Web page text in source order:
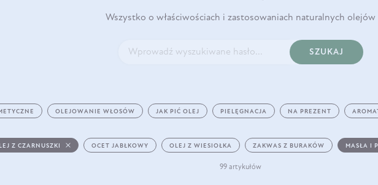
Wszystko o właściwościach i zastosowaniach naturalnych olejów
SZUKAJ
OLEJOWANIE WŁOSÓW JAK PIĆ OLEJ PIELĘGNACJA NA PREZENT
Z CZARNUSZKI OCET JABŁKOWY OLEJ Z WIESIOŁKA ZAKWAS Z BURAKÓW MASŁA I
99 artykułów